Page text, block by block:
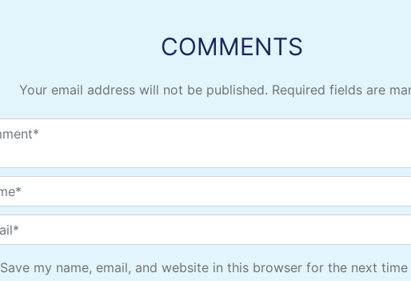
COMMENTS
Your email address will not be published. Required fields are
Save my name, email, and website in this browser for the next